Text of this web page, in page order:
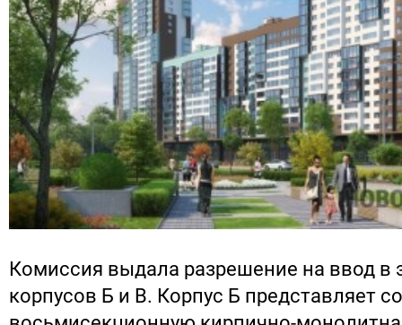
Комиссия выдала разрешение на ввод в
корпусов Б и В. Корпус Б представляет